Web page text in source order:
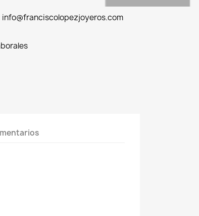
info@franciscolopezjoyeros.com